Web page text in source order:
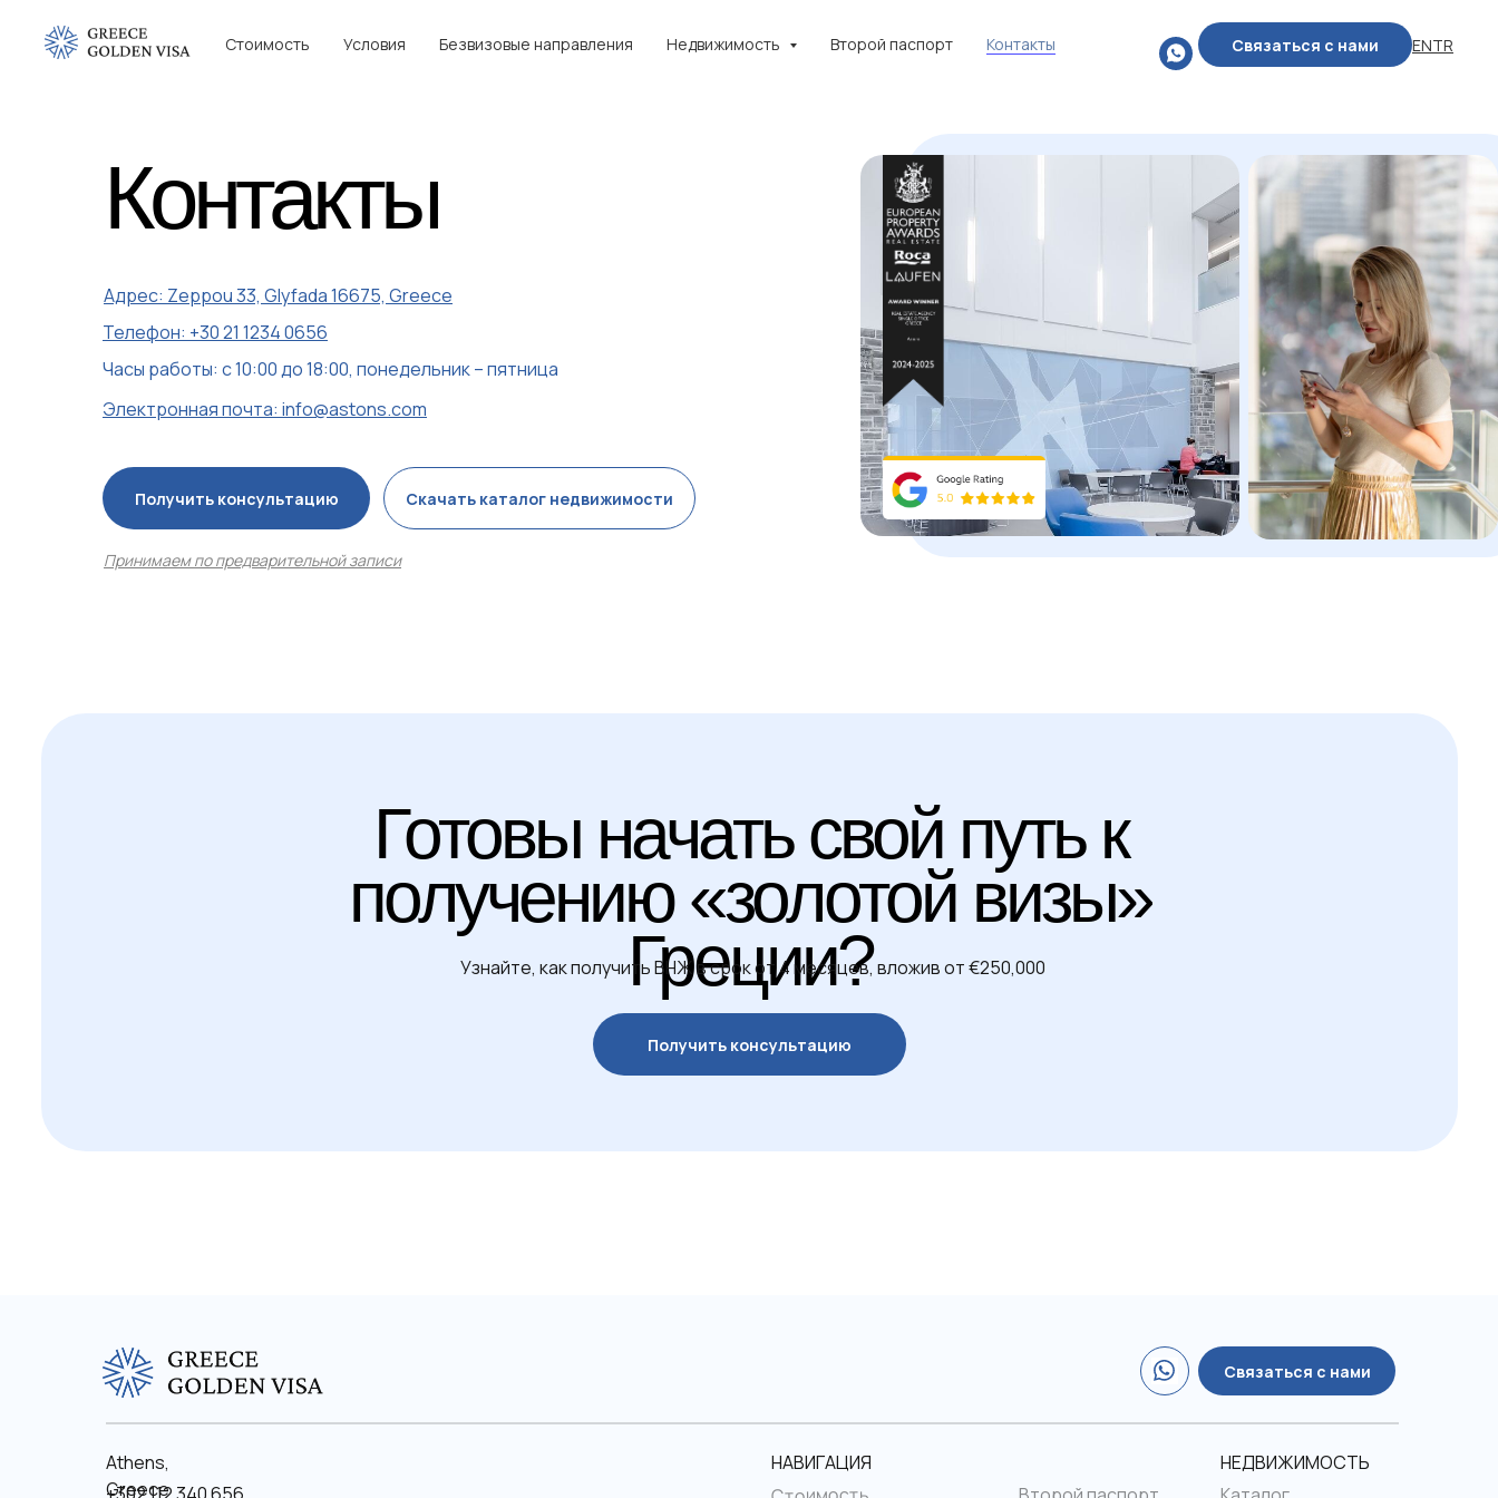
Стоимость Условия Безвизовые направления Недвижимость Второй паспорт Контакты Связаться с нами ENTR
Контакты
Адрес: Zeppou 33, Glyfada 16675, Greece
Телефон: +30 21 1234 0656
Часы работы: с 10:00 до 18:00, понедельник – пятница
Электронная почта: info@astons.com
Принимаем по предварительной записи
Получить консультацию Скачать каталог недвижимости
Готовы начать свой путь к
получению «золотой визы»
Греции?
Узнайте, как получить ВНЖ в срок от 4 месяцев, вложив от €250,000
Получить консультацию
Athens,
Greece
НАВИГАЦИЯ
НЕДВИЖИМОСТЬ
Связаться с нами